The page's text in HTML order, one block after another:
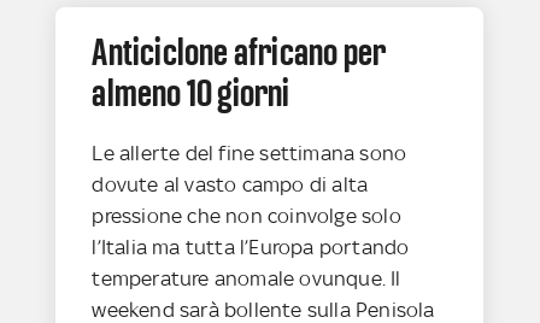
Anticiclone africano per
almeno 10 giorni
Le allerte del fine settimana sono
dovute al vasto campo di alta
pressione che non coinvolge solo
l’Italia ma tutta l’Europa portando
temperature anomale ovunque. Il
weekend sarà bollente sulla Penisola